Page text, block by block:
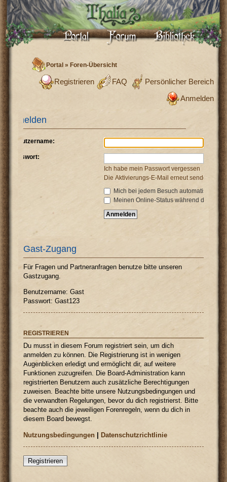
Portal »Foren-Übersicht
Persönlicher Bereich
FAQ
Registrieren
Anmelden
Anmelden
Benutzername:
Passwort:
Ich habe mein Passwort vergessen
Die Aktivierungs-E-Mail erneut senden
Mich bei jedem Besuch automatisch
Meinen Online-Status während dieser
Gast-Zugang
Für Fragen und Partneranfragen benutze bitte unseren
Gastzugang.
Benutzername: Gast
Passwort: Gast123
REGISTRIEREN
Du musst in diesem Forum registriert sein, um dich
anmelden zu können. Die Registrierung ist in wenigen
Augenblicken erledigt und ermöglicht dir, auf weitere
Funktionen zuzugreifen. Die Board-Administration kann
registrierten Benutzern auch zusätzliche Berechtigungen
zuweisen. Beachte bitte unsere Nutzungsbedingungen und
die verwandten Regelungen, bevor du dich registrierst. Bitte
beachte auch die jeweiligen Forenregeln, wenn du dich in
diesem Board bewegst.
Nutzungsbedingungen |Datenschutzrichtlinie
Registrieren